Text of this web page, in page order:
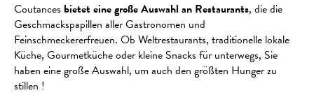
Coutances bietet eine große Auswahl an Restaurants, die die
Geschmackspapillen aller Gastronomen und
Feinschmeckererfreuen. Ob Weltrestaurants, traditionelle lokale
Küche, Gourmetküche oder kleine Snacks für unterwegs, Sie
haben eine große Auswahl, um auch den größten Hunger zu
stillen !